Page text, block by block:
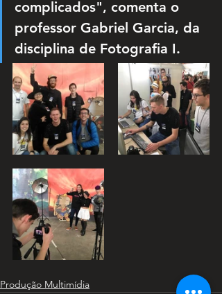
complicados", comenta o
professor Gabriel Garcia, da
disciplina de Fotografia I.
Produção Multimídia